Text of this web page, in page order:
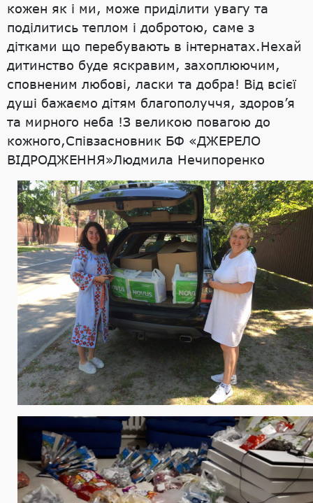
кожен як і ми, може приділити увагу та
поділитись теплом і добротою, саме з
дітками що перебувають в інтернатах.Нехай
дитинство буде яскравим, захоплюючим,
сповненим любові, ласки та добра! Від всієї
душі бажаємо дітям благополуччя, здоров’я
та мирного неба !З великою повагою до
кожного,Співзасновник БФ «ДЖЕРЕЛО
ВІДРОДЖЕННЯ»Людмила Нечипоренко